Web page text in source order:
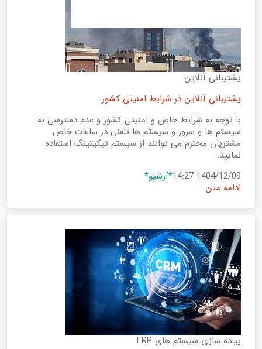
پشتیبانی آنلاین
پشتیبانی آنلاین در شرایط امنیتی کشور
با توجه به شرایط خاص و امنیتی کشور و عدم دسترسی به
سیستم ها و سرور و سیستم ها تلفنی در ساعات خاص
مشتریان محترم می توانند از سیستم تیکیتینگ استفاده
نمایید.
1404/12/09 14:27
*آرشیو*
ادامه متن
پیاده سازی سیستم های ERP